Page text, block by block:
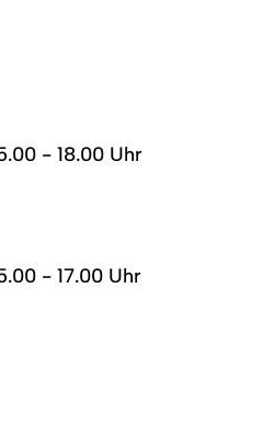
- 18.00 Uhr
- 17.00 Uhr